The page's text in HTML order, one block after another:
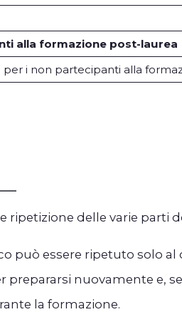
alla formazione post-laurea
i non partecipanti alla
ripetizione delle varie parti
può essere ripetuto solo
prepararsi nuovamente e,
la formazione.